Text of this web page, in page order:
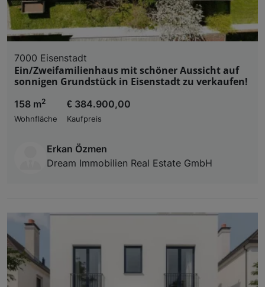
7000 Eisenstadt
Ein/Zweifamilienhaus mit schöner Aussicht auf
sonnigen Grundstück in Eisenstadt zu verkaufen!
158 m2
Wohnfläche
€ 384.900,00
Kaufpreis
Erkan Özmen
Dream Immobilien Real Estate GmbH